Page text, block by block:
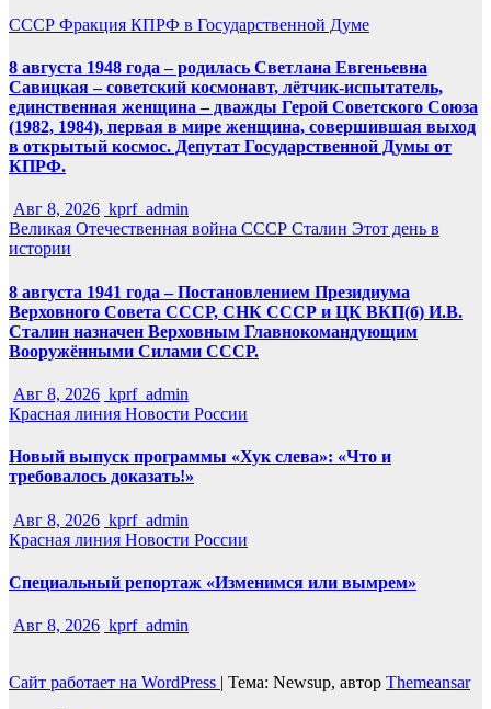
СССР Фракция КПРФ в Государственной Думе
8 августа 1948 года – родилась Светлана Евгеньевна
Савицкая – советский космонавт, лётчик-испытатель,
единственная женщина – дважды Герой Советского Союза
(1982, 1984), первая в мире женщина, совершившая выход
в открытый космос. Депутат Государственной Думы от
КПРФ.
Авг 8, 2026 kprf_admin
Великая Отечественная война СССР Сталин Этот день в
истории
8 августа 1941 года – Постановлением Президиума
Верховного Совета СССР, СНК СССР и ЦК ВКП(б) И.В.
Сталин назначен Верховным Главнокомандующим
Вооружёнными Силами СССР.
Авг 8, 2026 kprf_admin
Красная линия Новости России
Новый выпуск программы «Хук слева»: «Что и
требовалось доказать!»
Авг 8, 2026 kprf_admin
Красная линия Новости России
Специальный репортаж «Изменимся или вымрем»
Авг 8, 2026 kprf_admin
Сайт работает на WordPress | Тема: Newsup, автор Themeansar